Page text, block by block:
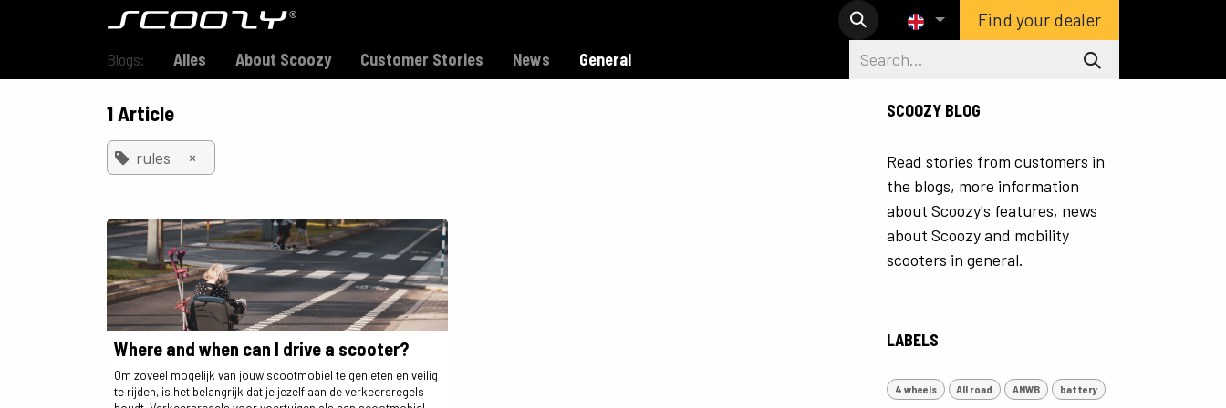
Find your dealer
Blogs: Alles About Scoozy Customer Stories News General
1 Article
rules ×
Where and when can I drive a scooter?
Om zoveel mogelijk van jouw scootmobiel te genieten en veilig
te rijden, is het belangrijk dat je jezelf aan de verkeersregels
SCOOZY BLOG
Read stories from customers in
the blogs, more information
about Scoozy's features, news
about Scoozy and mobility
scooters in general.
LABELS
4 wheels All road ANWB battery